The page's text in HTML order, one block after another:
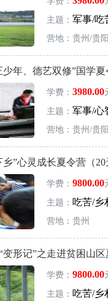
主题：军事/吃
营地：贵州/贵阳
少年、德艺双修”国学
学费：3980.00
主题：军事/心
营地：贵州/贵阳
乡”心灵成长夏令营（
学费：9800.00
主题：吃苦/乡
营地：贵州
变形记”之走进贫困山
学费：9800.00
主题：吃苦/乡